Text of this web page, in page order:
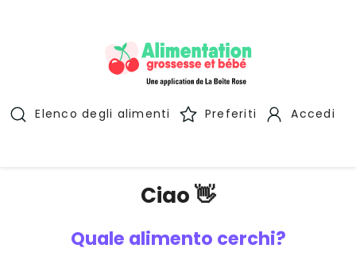
Elenco degli alimenti Preferiti Accedi
Ciao 👋
Quale alimento cerchi?